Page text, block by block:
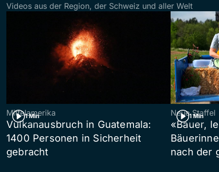
Videos aus der Region, der Schweiz und aller Welt
1 Min
Mittelamerika
Vulkanausbruch in Guatemala:
1400 Personen in Sicherheit
gebracht
1 Min
Neue Staffel
«Bauer,
nach der